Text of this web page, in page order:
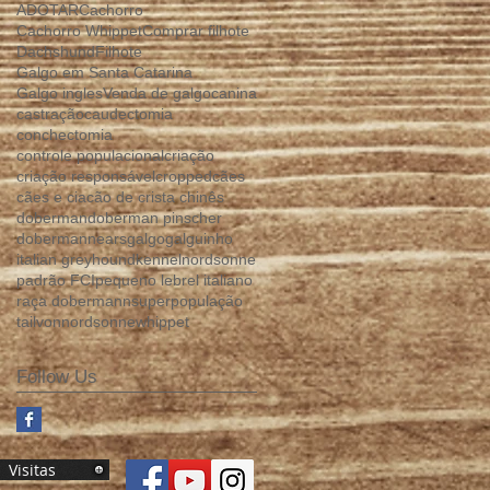
ADOTARCachorro
Cachorro WhippetComprar filhote
DachshundFilhote
Galgo em Santa Catarina
Galgo inglesVenda de galgocanina
castraçãocaudectomia
conchectomia
controle populacionalcriação
criação responsávelcroppedcães
cães e ciacão de crista chinês
dobermandoberman pinscher
dobermannearsgalgogalguinho
italian greyhoundkennelnordsonne
padrão FCIpequeno lebrel italiano
raça dobermannsuperpopulação
tailvonnordsonnewhippet
Follow Us
Visitas